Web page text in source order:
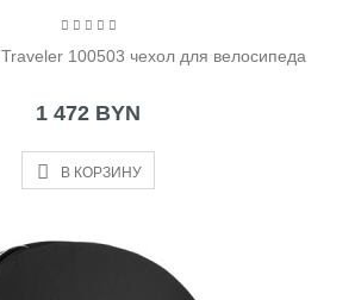
100503 чехол для велосипеда
1 472 BYN
В КОРЗИНУ